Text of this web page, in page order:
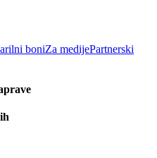
boniZa medijePartnerski